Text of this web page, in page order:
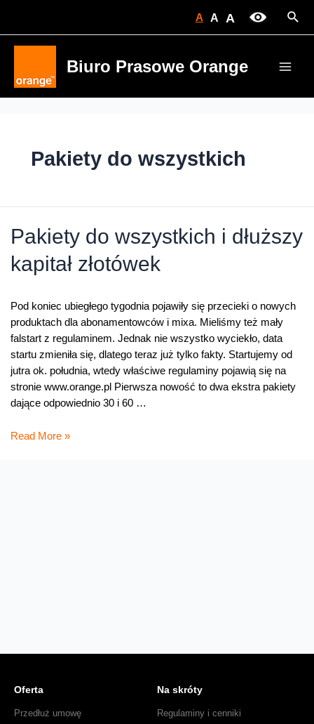
A A A
Biuro Prasowe Orange
Pakiety do wszystkich
Pakiety do wszystkich i dłuższy
kapitał złotówek
Pod koniec ubiegłego tygodnia pojawiły się przecieki o nowych
produktach dla abonamentowców i mixa. Mieliśmy też mały
falstart z regulaminem. Jednak nie wszystko wyciekło, data
startu zmieniła się, dlatego teraz już tylko fakty. Startujemy od
jutra ok. południa, wtedy właściwe regulaminy pojawią się na
stronie www.orange.pl Pierwsza nowość to dwa ekstra pakiety
dające odpowiednio 30 i 60 …
Pakiety
Read More »
Oferta
Przedłuż umowę
Na skróty
Regulaminy i cenniki